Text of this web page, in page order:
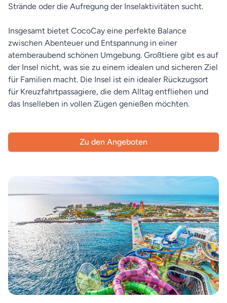
Strände oder die Aufregung der Inselaktivitäten sucht.
Insgesamt bietet CocoCay eine perfekte Balance
zwischen Abenteuer und Entspannung in einer
atemberaubend schönen Umgebung. Großtiere gibt es auf
der Insel nicht, was sie zu einem idealen und sicheren Ziel
für Familien macht. Die Insel ist ein idealer Rückzugsort
für Kreuzfahrtpassagiere, die dem Alltag entfliehen und
das Inselleben in vollen Zügen genießen möchten.
Zu den Angeboten